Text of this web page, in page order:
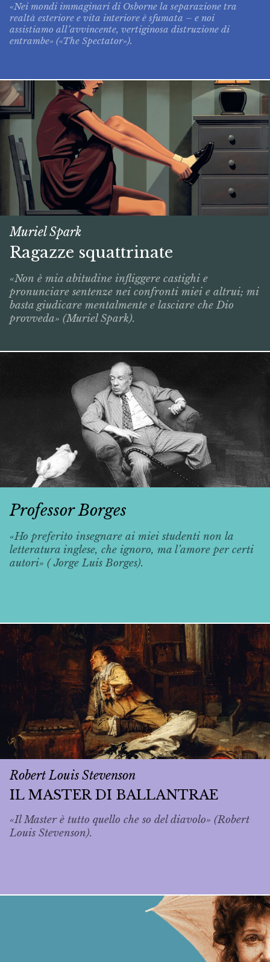
«Nei mondi immaginari di Osborne la separazione tra
realtà esteriore e vita interiore è sfumata – e noi
assistiamo all’avvincente, vertiginosa distruzione di
entrambe» («The Spectator»).
Muriel Spark
Ragazze squattrinate
«Non è mia abitudine infliggere castighi e
pronunciare sentenze nei confronti miei e altrui; mi
basta giudicare mentalmente e lasciare che Dio
provveda» (Muriel Spark).
Professor Borges
«Ho preferito insegnare ai miei studenti non la
letteratura inglese, che ignoro, ma l’amore per certi
autori» ( Jorge Luis Borges).
Robert Louis Stevenson
IL MASTER DI BALLANTRAE
«Il Master è tutto quello che so del diavolo» (Robert
Louis Stevenson).